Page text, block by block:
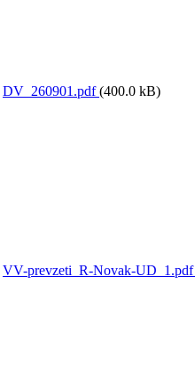
DV_260901.pdf(400.0 kB)
VV-prevzeti_R-Novak-UD_1.pdf